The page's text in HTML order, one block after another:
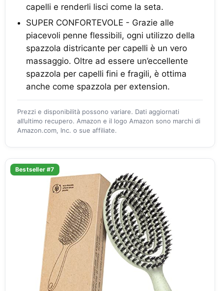
capelli e renderli lisci come la seta.
SUPER CONFORTEVOLE - Grazie alle
piacevoli penne flessibili, ogni utilizzo della
spazzola districante per capelli è un vero
massaggio. Oltre ad essere un’eccellente
spazzola per capelli fini e fragili, è ottima
anche come spazzola per extension.
Prezzi e disponibilità possono variare. Dati aggiornati
all’ultimo recupero. Amazon e il logo Amazon sono marchi di
Amazon.com, Inc. o sue affiliate.
Bestseller #7